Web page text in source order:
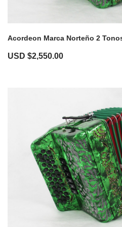
Acordeon Marca Norteño 2
USD $2,550.00